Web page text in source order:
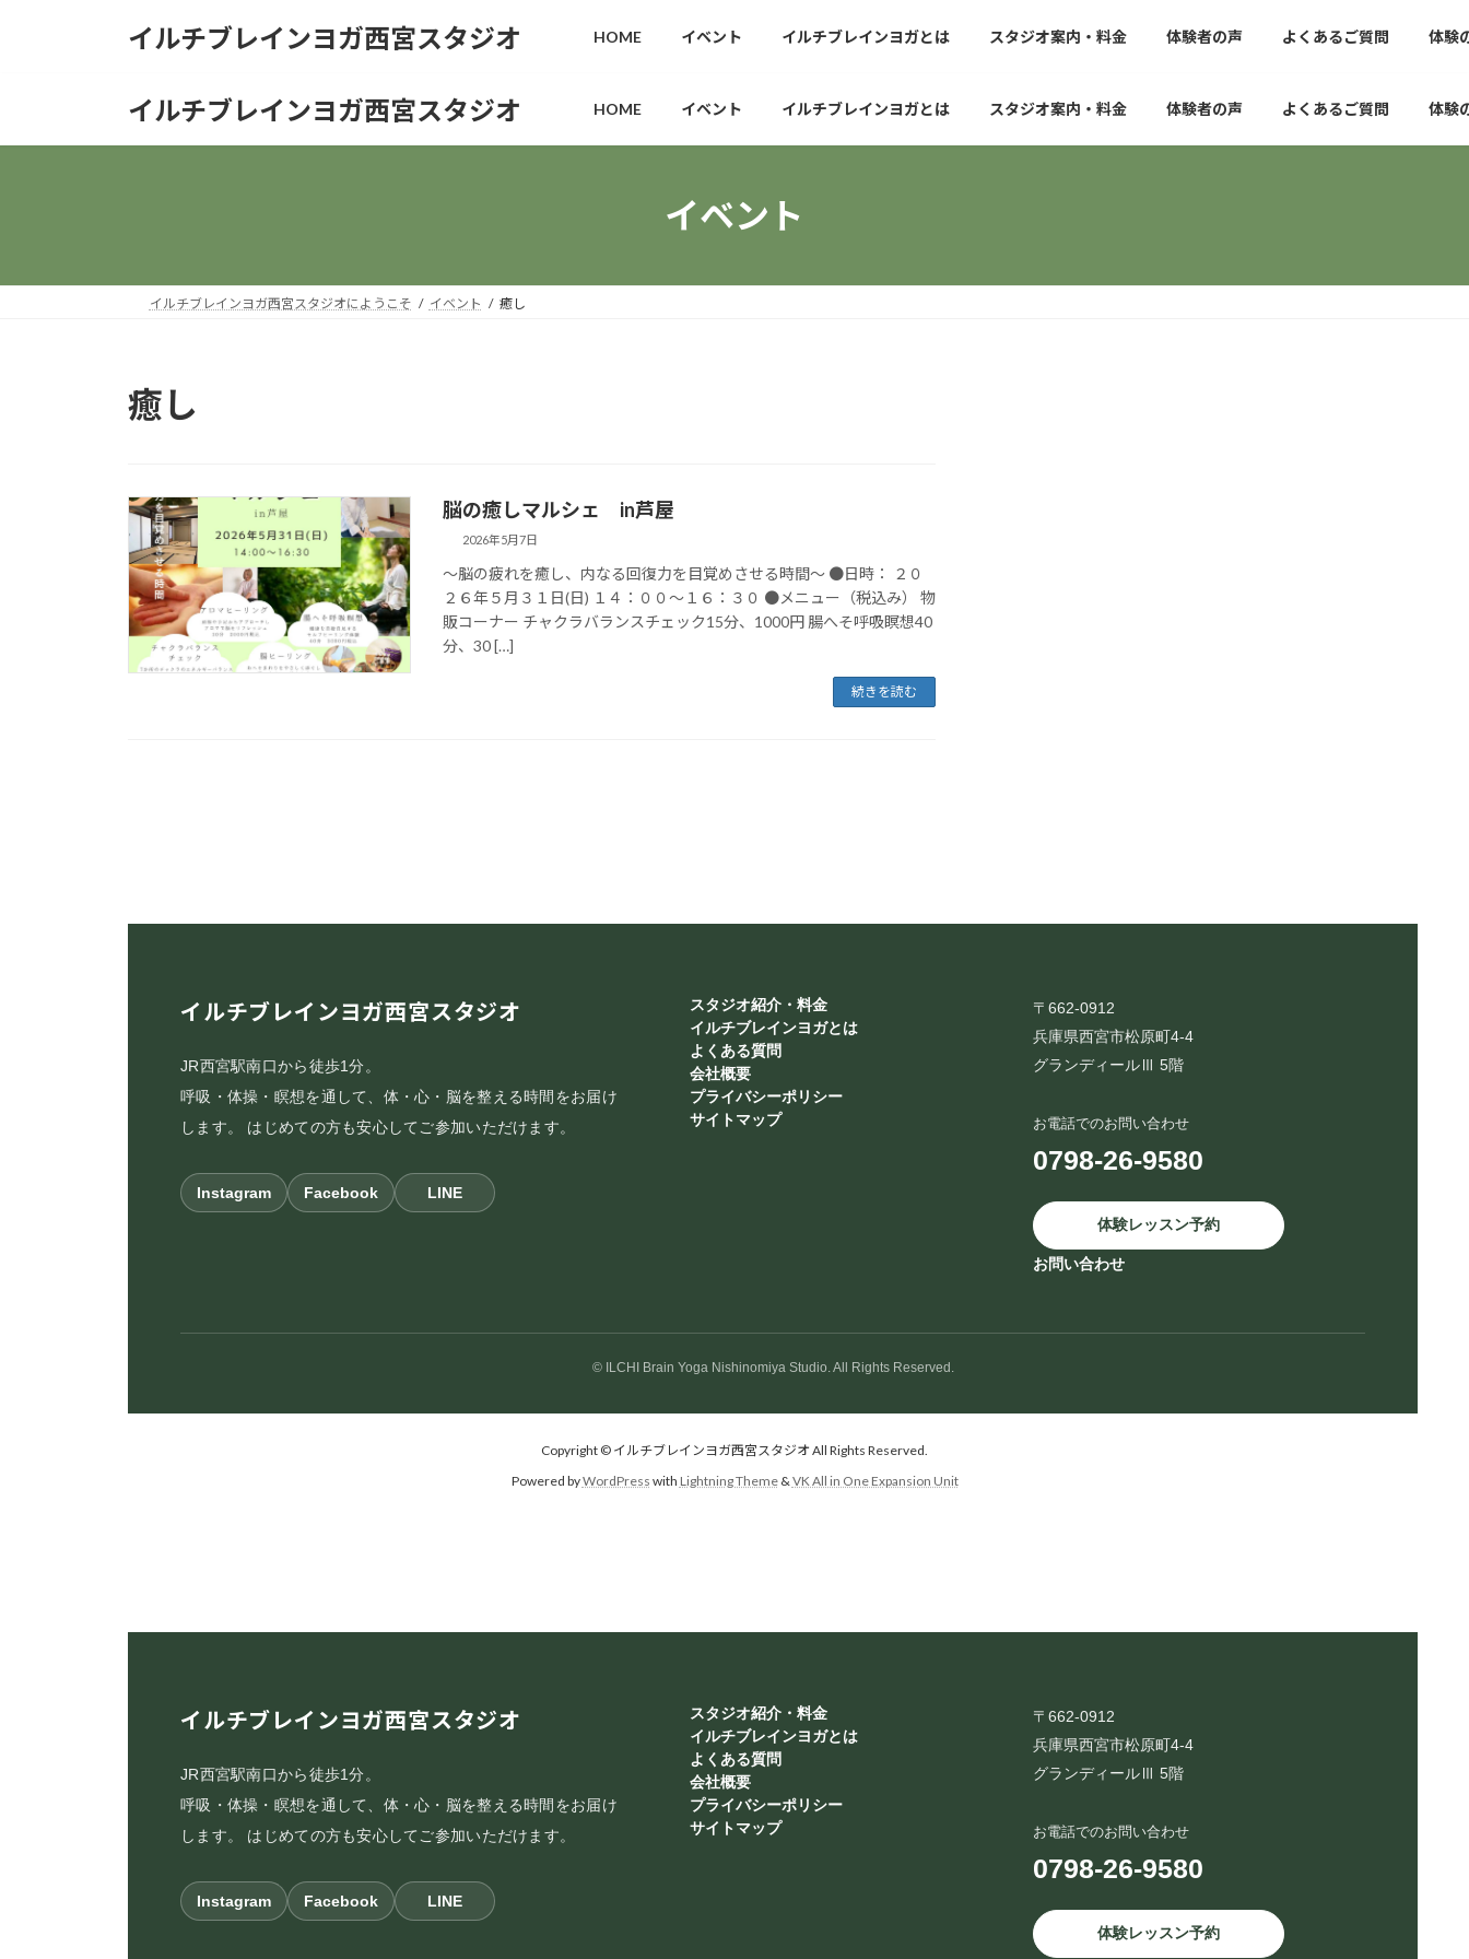
へ
ョ
イルチブレインヨガ西宮スタジオ HOME イベント イルチブレインヨガとは スタジオ案内・料金 体験者の声 よくあるご質問 体験
イルチブレインヨガ西宮スタジオ HOME イベント イルチブレインヨガとは スタジオ案内・料金 体験者の声 よくあるご質問 体験
イベント
イルチブレインヨガ西宮スタジオにようこそ イベント 癒し
癒し
脳の癒しマルシェ in芦屋
2026年5月7日
～脳の疲れを癒し、内なる回復力を目覚めさせる時間～ ●日時： ２０
２６年５月３１日(日) １４：００～１６：３０ ●メニュー（税込み） 物
販コーナー チャクラバランスチェック15分、1000円 腸へそ呼吸瞑想40
分、30 […]
続きを読む
イルチブレインヨガ西宮スタジオ
JR西宮駅南口から徒歩1分。
呼吸・体操・瞑想を通して、体・心・脳を整える時間をお届け
します。 はじめての方も安心してご参加いただけます。
Instagram Facebook LINE
スタジオ紹介・料金
イルチブレインヨガとは
よくある質問
会社概要
プライバシーポリシー
サイトマップ
〒662-0912
兵庫県西宮市松原町4-4
グランディールⅢ 5階
お電話でのお問い合わせ
0798-26-9580
体験レッスン予約
お問い合わせ
© ILCHI Brain Yoga Nishinomiya Studio. All Rights Reserved.
Copyright © イルチブレインヨガ西宮スタジオ All Rights Reserved.
Powered byWordPress with Lightning Theme& VK All in One Expansion Unit
イルチブレインヨガ西宮スタジオ
JR西宮駅南口から徒歩1分。
呼吸・体操・瞑想を通して、体・心・脳を整える時間をお届け
します。 はじめての方も安心してご参加いただけます。
Instagram Facebook LINE
スタジオ紹介・料金
イルチブレインヨガとは
よくある質問
会社概要
プライバシーポリシー
サイトマップ
〒662-0912
兵庫県西宮市松原町4-4
グランディールⅢ 5階
お電話でのお問い合わせ
0798-26-9580
体験レッスン予約